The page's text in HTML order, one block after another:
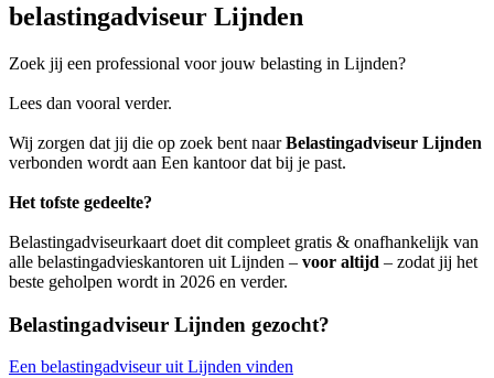
belastingadviseur Lijnden
Zoek jij een professional voor jouw belasting in Lijnden?
Lees dan vooral verder.
Wij zorgen dat jij die op zoek bent naarBelastingadviseur Lijnden
verbonden wordt aan Een kantoor dat bij je past.
Het tofste gedeelte?
Belastingadviseurkaart doet dit compleet gratis & onafhankelijk van
alle belastingadvieskantoren uit Lijnden – voor altijd – zodat jij het
beste geholpen wordt in 2026 en verder.
Belastingadviseur Lijnden gezocht?
Een belastingadviseur uit Lijnden vinden